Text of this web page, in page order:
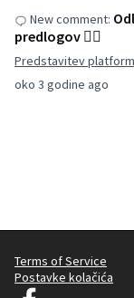
oko 3 godine ago
New comment:
predlogov 👌🏽
Predstavitev
Terms of Service
Postavke kolačića
Decidim Ljubljana na